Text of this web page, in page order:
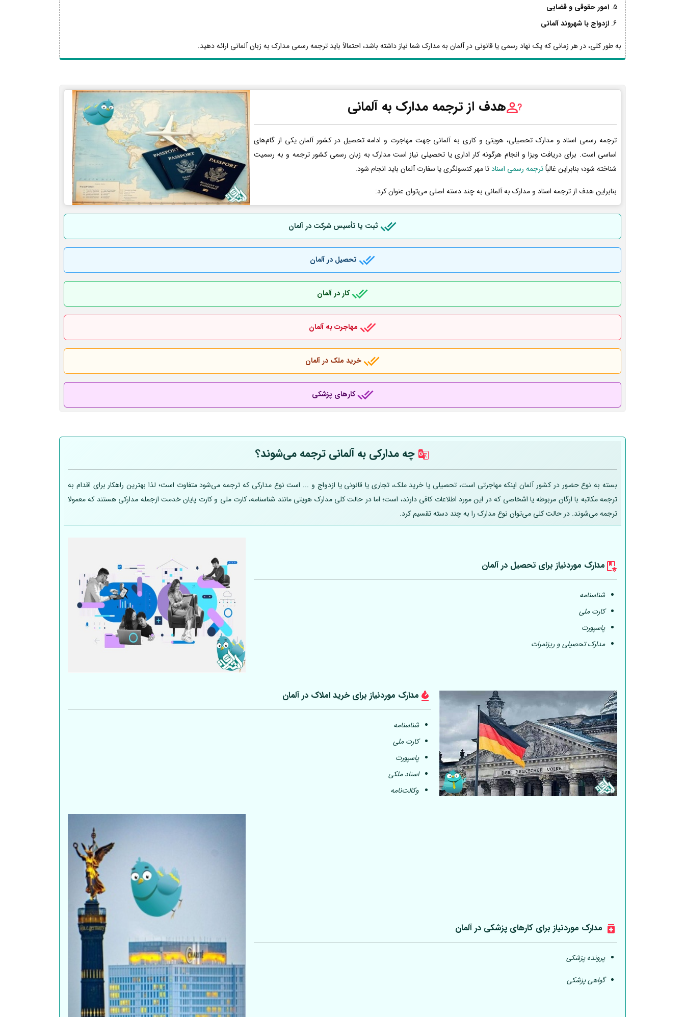
امور حقوقی و قضایی
ازدواج با شهروند آلمانی
به طور کلی، در هر زمانی که یک نهاد رسمی یا قانونی در آلمان به مدارک شما نیاز داشته باشد، احتمالاً باید ترجمه رسمی مدارک به زبان آلمانی ارائه دهید.
هدف از ترجمه مدارک به آلمانی
ترجمه رسمی اسناد و مدارک تحصیلی، هویتی و کاری به آلمانی جهت مهاجرت و ادامه تحصیل در کشور آلمان یکی از گام‌های
اساسی است. برای دریافت ویزا و انجام هرگونه کار اداری یا تحصیلی نیاز است مدارک به زبان رسمی کشور ترجمه و به رسمیت
شناخته شود؛ بنابراین غالباًترجمه رسمی اسنادتا مهر کنسولگری یا سفارت آلمان باید انجام شود.
بنابراین هدف از ترجمه اسناد و مدارک به آلمانی به چند دسته اصلی می‌توان عنوان کرد:
ثبت یا تأسیس شرکت در آلمان
تحصیل در آلمان
کار در آلمان
مهاجرت به آلمان
خرید ملک در آلمان
کارهای پزشکی
چه مدارکی بهآلمانی ترجمه می‌شوند؟
بسته به نوع حضور در کشور آلمان اینکه مهاجرتی است، تحصیلی یا خرید ملک، تجاری یا قانونی یا ازدواج و ... است نوع مدارکی که ترجمه می‌شود متفاوت است؛ لذا بهترین راهکار برای اقدام به
ترجمه مکاتبه با ارگان مربوطه یا اشخاصی که در این مورد اطلاعات کافی دارند، است؛ اما در حالت کلی مدارک هویتی مانند شناسنامه، کارت ملی و کارت پایان خدمت ازجمله مدارکی هستند که معمولا
ترجمه می‌شوند. در حالت کلی می‌توان نوع مدارک را به چند دسته تقسیم کرد.
مدارک موردنیاز برای تحصیل درآلمان
شناسنامه
کارت ملی
پاسپورت
مدارک تحصیلی و ریزنمرات
مدارک موردنیاز برای خرید املاک درآلمان
شناسنامه
کارت ملی
پاسپورت
اسناد ملکی
وکالت‌نامه
مدارک موردنیاز برای کارهای پزشکی درآلمان
پرونده پزشکی
گواهی پزشکی